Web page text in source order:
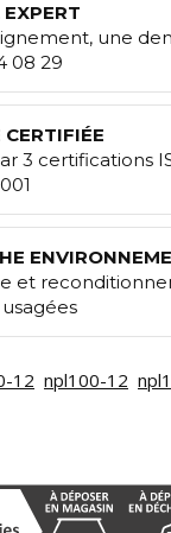
une
08 29
3 certifications
et
12 npl100-12